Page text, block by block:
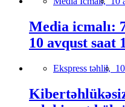
Media icmalı:
10 avqust saat
Ekspress təhlil,